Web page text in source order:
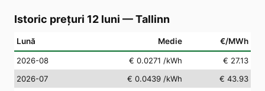
Istoric prețuri 12 luni —Tallinn
Lună Medie €/MWh
2026-08 € 0.0271 /kWh
€ 27.13
2026-07
€ 0.0439 /kWh
€ 43.93